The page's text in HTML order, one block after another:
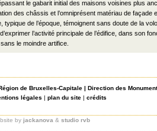
le gabarit initial des maisons voisines plus
des châssis et l’omniprésent matériau de façade
typique de l’époque, témoignent sans doute de la
l’activité principale de l’édifice, dans son
le moindre artifice.
de Bruxelles-Capitale | Direction des
légales | plan du site | crédits
by jackanova & studio rvb